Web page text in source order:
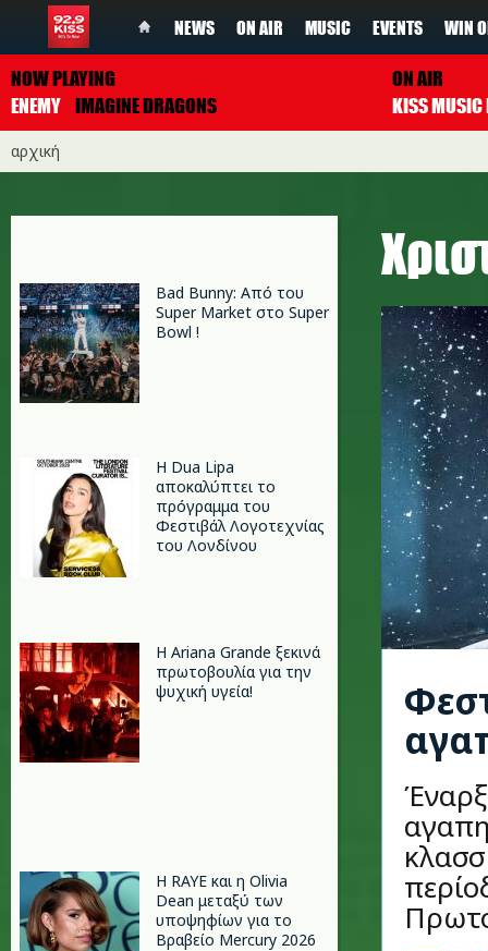
NEWS ON AIR MUSIC EVENTS WIN
NOW PLAYING
ENEMY IMAGINE DRAGONS
ON AIR
αρχική
Bad Bunny: Από του
Super Market στο Super
Bowl !
Η Dua Lipa
αποκαλύπτει το
πρόγραμμα του
Φεστιβάλ Λογοτεχνίας
του Λονδίνου
Η Ariana Grande ξεκινά
πρωτοβουλία για την
ψυχική υγεία!
Η RAYE και η Olivia
Dean μεταξύ των
υποψηφίων για το
Βραβείο Mercury 2026